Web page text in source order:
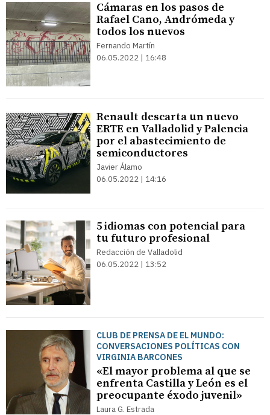
Cámaras en los pasos de
Rafael Cano, Andrómeda y
todos los nuevos
Fernando Martín
06.05.2022 | 16:48
Renault descarta un nuevo
ERTE en Valladolid y Palencia
por el abastecimiento de
semiconductores
Javier Álamo
06.05.2022 | 14:16
5 idiomas con potencial para
tu futuro profesional
Redacción de Valladolid
06.05.2022 | 13:52
CLUB DE PRENSA DE EL MUNDO:
CONVERSACIONES POLÍTICAS CON
VIRGINIA BARCONES
«El mayor problema al que se
enfrenta Castilla y León es el
preocupante éxodo juvenil»
Laura G. Estrada